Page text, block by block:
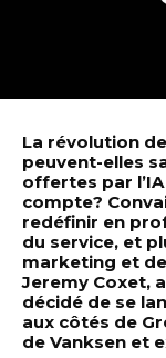
La révolution
peuvent-elles
offertes par
compte?
redéfinir en
du service, et
marketing et
Jeremy Coxet,
décidé de se
aux côtés de
de Vanksen et